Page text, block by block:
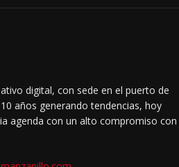
digital, con sede en el puerto de
años generando tendencias, hoy
agenda con un alto compromiso con